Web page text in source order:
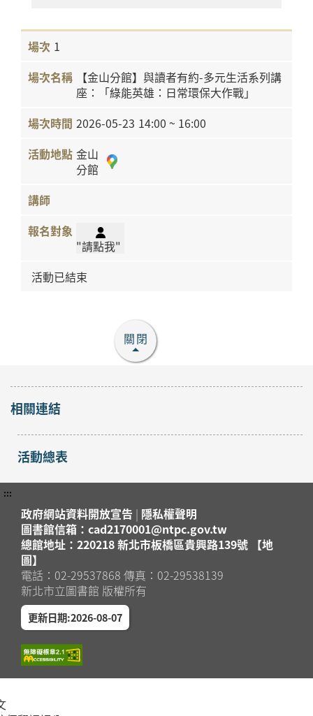
1
【金山分館】與讀者有約-多元生活系列講
座：「綠能英雄：日常環保大作戰」
2026-05-23 14:00 ~ 16:00
金山
分館
"請點我"
活動已結束
關閉
相關連結
活動總表
:::
政府網站資料開放宣告 | 隱私權聲明
圖書館信箱：cad2170001@ntpc.gov.tw
總館地址：220218 新北市板橋區貴興路139號 【地
圖】
電話：02-29537868 傳真：02-29538139
新北市立圖書館 版權所有
更新日期:2026-08-07